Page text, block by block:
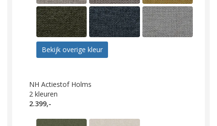
Bekijk overige kleur
NH Actiestof Holms
2 kleuren
2.399,-